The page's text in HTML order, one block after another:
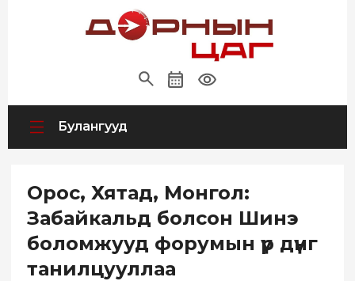
Булангууд
Орос, Хятад, Монгол:
Забайкальд болсон Шинэ
боломжууд форумын үр дүнг
танилцууллаа